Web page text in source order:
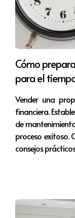
Inspecciones
Realizar
plomería y
costosos a
correctamente
Reparación
como su
es crucial
Cómo
para el
Vender una
financiera.
de
proceso exitoso.
consejos